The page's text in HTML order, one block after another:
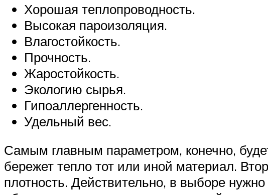
Хорошая теплопроводность.
Высокая пароизоляция.
Влагостойкость.
Прочность.
Жаростойкость.
Экологию сырья.
Гипоаллергенность.
Удельный вес.
Самым главным параметром, конечно,
бережет тепло тот или иной материал.
плотность. Действительно, в выборе